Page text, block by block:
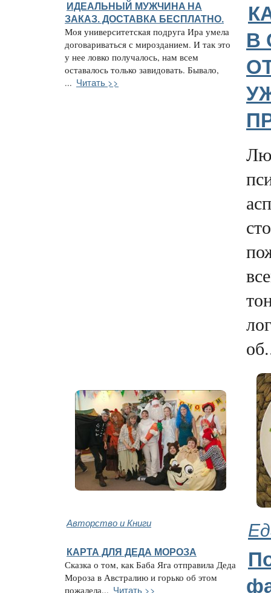
ИДЕАЛЬНЫЙ МУЖЧИНA НА
ЗАКАЗ. ДОСТАВКА БЕСПЛАТНО.
Моя университетская подруга Ира умела
договариваться с мирозданием. И так это
у нее ловко получалось, нам всем
оставалось только завидовать. Бывало,
... Читать >>
В
Авторство и Книги
КАРТА ДЛЯ ДЕДА МОРОЗА
Сказка о том, как Баба Яга отправила Деда
Мороза в Австралию и горько об этом
пожалела... Читать >>